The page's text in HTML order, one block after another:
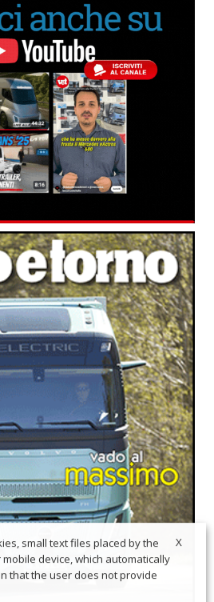
X
small text files placed by the
device, which automatically
that the user does not provide